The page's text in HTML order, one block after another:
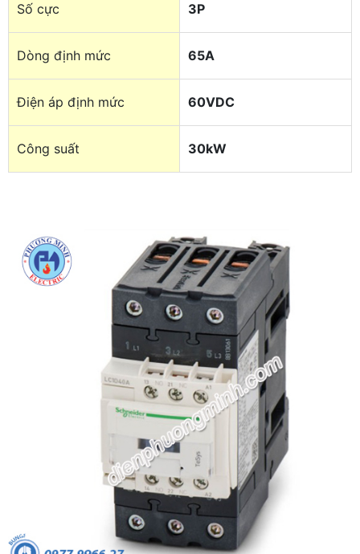
Số cực 3P
Dòng định mức 65A
Điện áp định mức 60VDC
Công suất 30kW